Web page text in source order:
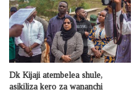
Dk Kijaji atembelea shule,
asikiliza kero za wananchi